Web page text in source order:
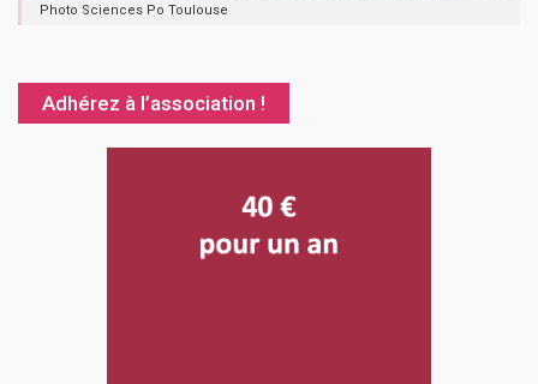
Photo Sciences Po Toulouse
Adhérez à l’association !